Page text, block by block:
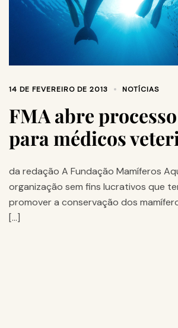
14 DE FEVEREIRO DE 2013 NOTÍCIAS
FMA abre
para médicos
da redação A Fundação Mamíferos
organização sem fins lucrativos que
promover a conservação dos
[…]